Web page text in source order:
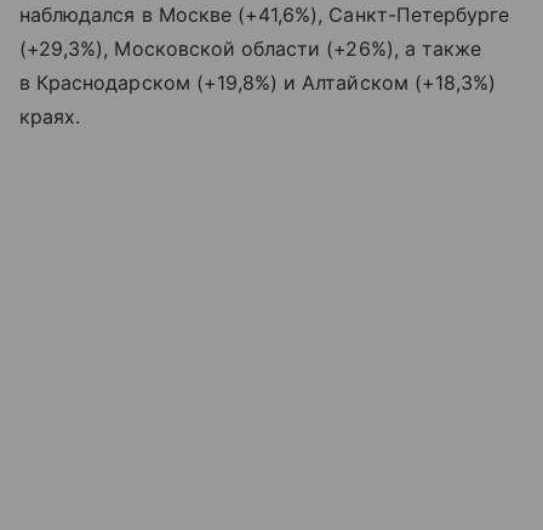
наблюдался в Москве (+41,6%), Санкт-Петербурге
(+29,3%), Московской области (+26%), а также
в Краснодарском (+19,8%) и Алтайском (+18,3%)
краях.